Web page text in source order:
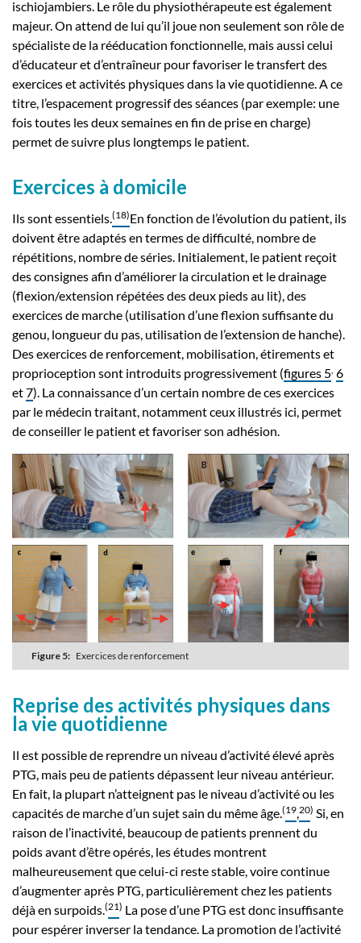
ischiojambiers. Le rôle du physiothérapeute est également
majeur. On attend de lui qu’il joue non seulement son rôle de
spécialiste de la rééducation fonctionnelle, mais aussi celui
d’éducateur et d’entraîneur pour favoriser le transfert des
exercices et activités physiques dans la vie quotidienne. A ce
titre, l’espacement progressif des séances (par exemple: une
fois toutes les deux semaines en fin de prise en charge)
permet de suivre plus longtemps le patient.
Exercices à domicile
Ils sont essentiels.(18)En fonction de l’évolution du patient, ils
doivent être adaptés en termes de difficulté, nombre de
répétitions, nombre de séries. Initialement, le patient reçoit
des consignes afin d’améliorer la circulation et le drainage
(flexion/extension répétées des deux pieds au lit), des
exercices de marche (utilisation d’une flexion suffisante du
genou, longueur du pas, utilisation de l’extension de hanche).
Des exercices de renforcement, mobilisation, étirements et
proprioception sont introduits progressivement (figures 5, 6
et7). La connaissance d’un certain nombre de ces exercices
par le médecin traitant, notamment ceux illustrés ici, permet
de conseiller le patient et favoriser son adhésion.
Figure 5: Exercices de renforcement
Reprise des activités physiques dans
la vie quotidienne
Il est possible de reprendre un niveau d’activité élevé après
PTG, mais peu de patients dépassent leur niveau antérieur.
En fait, la plupart n’atteignent pas le niveau d’activité ou les
capacités de marche d’un sujet sain du même âge.(19,20) Si, en
raison de l’inactivité, beaucoup de patients prennent du
poids avant d’être opérés, les études montrent
malheureusement que celui-ci reste stable, voire continue
d’augmenter après PTG, particulièrement chez les patients
déjà en surpoids.(21) La pose d’une PTG est donc insuffisante
pour espérer inverser la tendance. La promotion de l’activité